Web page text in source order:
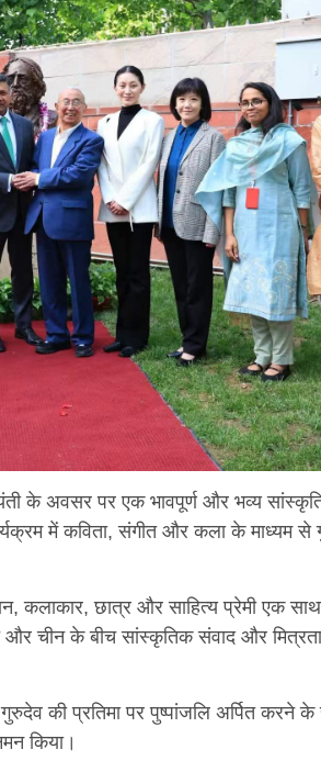
के अवसर पर एक भावपूर्ण और भव्य
में कविता, संगीत और कला के माध्यम से
कलाकार, छात्र और साहित्य प्रेमी एक
चीन के बीच सांस्कृतिक संवाद और मित्रता
की प्रतिमा पर पुष्पांजलि अर्पित करने
किया।